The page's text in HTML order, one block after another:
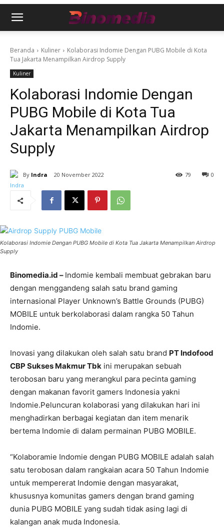
Beranda Kuliner
Kolaborasi Indomie Dengan PUBG Mobile di Kota
Tua Jakarta Menampilkan Airdrop Supply
Kuliner
Kolaborasi Indomie Dengan
PUBG Mobile di Kota Tua
Jakarta Menampilkan Airdrop
Supply
By Indra 20 November 2022 0
79
Kolaborasi Indomie Dengan PUBG Mobile di Kota Tua Jakarta Menampilkan Airdrop
Supply
Binomedia.id – Indomie kembali membuat gebrakan baru
dengan menggandeng salah satu brand gaming
internasional Player Unknown’s Battle Grounds (PUBG)
MOBILE untuk berkolaborasi dalam rangka 50 Tahun
Indomie.
Inovasi yang dilakukan oleh salah satu brand PT Indofood
CBP Sukses Makmur Tbk ini merupakan sebuah
terobosan baru yang merangkul para pecinta gaming
dengan makanan favorit gamers Indonesia yakni
Indomie.Peluncuran kolaborasi yang dilakukan hari ini
menghadirkan berbagai kegiatan dan item menarik
bertema Indomie di dalam permainan PUBG MOBILE.
“Kolaboramie Indomie dengan PUBG MOBILE adalah salah
satu terobosan dalam rangkaian acara 50 Tahun Indomie
untuk mempererat Indomie dengan masyarakat,
khususnya komunitas gamers dengan brand gaming
dunia PUBG MOBILE yang sudah tidak asing lagi di
kalangan anak muda Indonesia.